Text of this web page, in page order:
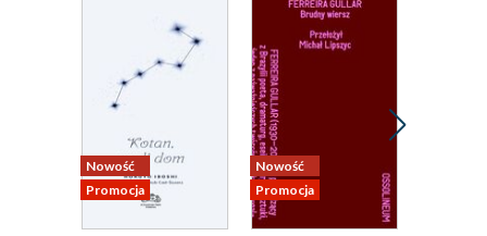
Nowość
Promocja
Nowość
Promocja